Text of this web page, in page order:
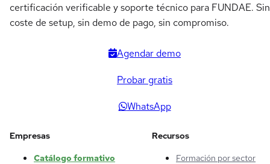
certificación verificable y soporte técnico para FUNDAE. Sin
coste de setup, sin demo de pago, sin compromiso.
Agendar demo
Probar gratis
WhatsApp
Empresas
Catálogo formativo
Recursos
Formación por sector